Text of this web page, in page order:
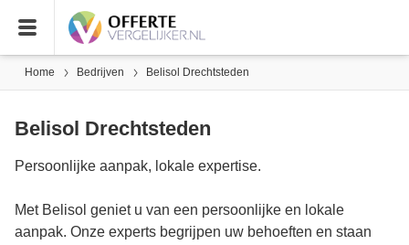
Home Bedrijven Belisol Drechtsteden
Belisol Drechtsteden
Persoonlijke aanpak, lokale expertise.
Met Belisol geniet u van een persoonlijke en lokale
aanpak. Onze experts begrijpen uw behoeften en staan